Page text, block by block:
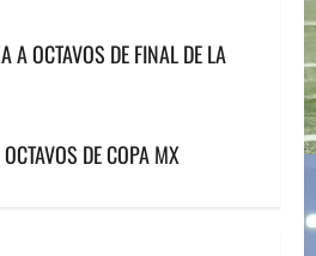
A OCTAVOS DE FINAL DE LA
DE COPA MX